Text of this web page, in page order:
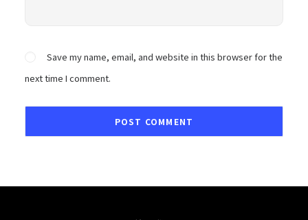
Save my name, email, and website in this browser for the
next time I comment.